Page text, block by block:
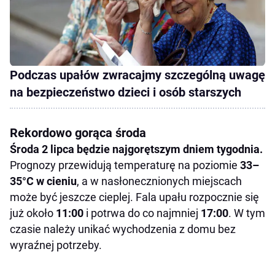
Podczas upałów zwracajmy szczególną uwagę
na bezpieczeństwo dzieci i osób starszych
Rekordowo gorąca środa
Środa 2 lipca będzie najgorętszym dniem tygodnia.
Prognozy przewidują temperaturę na poziomie 33–
35°C w cieniu, a w nasłonecznionych miejscach
może być jeszcze cieplej. Fala upału rozpocznie się
już około 11:00 i potrwa do co najmniej 17:00. W tym
czasie należy unikać wychodzenia z domu bez
wyraźnej potrzeby.